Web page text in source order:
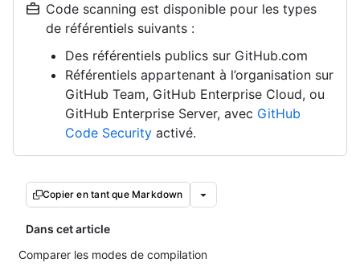
Code scanning est disponible pour les types
de référentiels suivants :
Des référentiels publics sur GitHub.com
Référentiels appartenant à l’organisation sur
GitHub Team, GitHub Enterprise Cloud, ou
GitHub Enterprise Server, avec GitHub
Code Security activé.
Copier en tant que Markdown
Dans cet article
Comparer les modes de compilation